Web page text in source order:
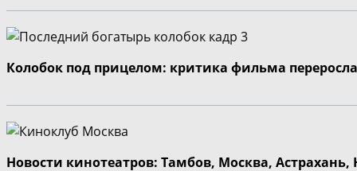
Колобок под прицелом: критика фильма
Новости кинотеатров: Тамбов, Москва,